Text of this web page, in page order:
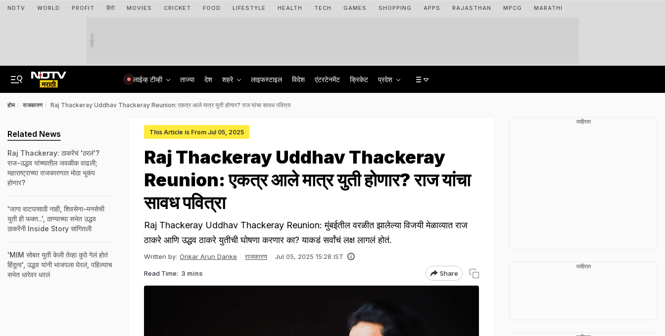
NDTV WORLD PROFIT हिंदी MOVIES CRICKET FOOD LIFESTYLE HEALTH TECH GAMES SHOPPING APPS RAJASTHAN MPCG MARATHI
जाहिरात
लाईव्ह टीव्ही ताज्या देश शहरे लाइफस्टाइल विदेश एंटरटेनमेंट क्रिकेट प्रदेश
होम राजकारण Raj Thackeray Uddhav Thackeray Reunion: एकत्र आले मात्र युती होणार? राज यांचा सावध पवित्रा
This Article is From Jul 05, 2025
Raj Thackeray Uddhav Thackeray
Reunion: एकत्र आले मात्र युती होणार? राज यांचा
सावध पवित्रा
Raj Thackeray Uddhav Thackeray Reunion: मुंबईतील वरळीत झालेल्या विजयी मेळाव्यात राज
ठाकरे आणि उद्धव ठाकरे युतीची घोषणा करणार का? याकडं सर्वांचं लक्ष लागलं होतं.
Written by: Onkar Arun Danke राजकारण Jul 05, 2025 15:28 IST
Read Time: 3 mins Share
Related News
Raj Thackeray: ठाकरेंचं 'ठरलं'?
राज-उद्धव यांच्यातील जवळीक वाढली;
महाराष्ट्राच्या राजकारणात मोठा भूकंप
होणार?
'जागा वाटपासाठी नाही, शिवसेना-मनसेची
युती ही फक्त..', ठाण्याच्या सभेत उद्धव
ठाकरेंनी Inside Story सांगितली
'MIM सोबत युती केली तेव्हा कुठे गेलं होतं
हिंदूत्व', उद्धव यांनी भाजपला घेरलं, पहिल्याच
सभेत धारेवर धरलं
जाहिरात
जाहिरात